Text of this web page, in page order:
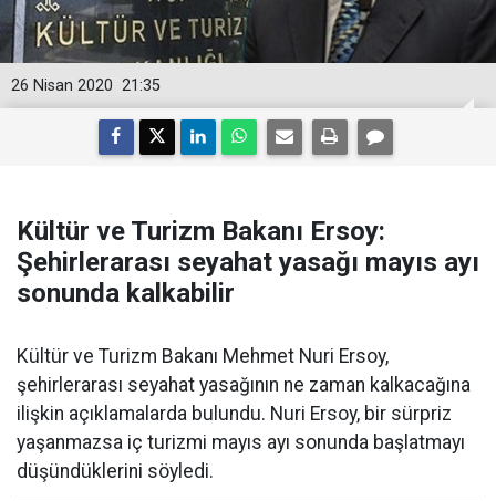
21:35
26 Nisan 2020
Kültür ve Turizm Bakanı Ersoy:
Şehirlerarası seyahat yasağı mayıs ayı
sonunda kalkabilir
Kültür ve Turizm Bakanı Mehmet Nuri Ersoy,
şehirlerarası seyahat yasağının ne zaman kalkacağına
ilişkin açıklamalarda bulundu. Nuri Ersoy, bir sürpriz
yaşanmazsa iç turizmi mayıs ayı sonunda başlatmayı
düşündüklerini söyledi.